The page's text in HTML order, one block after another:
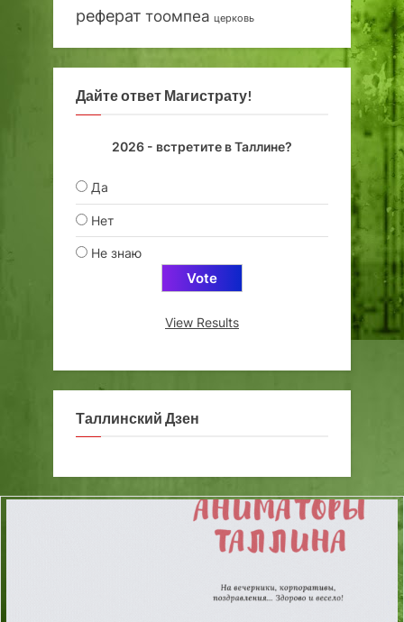
реферат тоомпеа церковь
Дайте ответ Магистрату!
2026 - встретите в Таллине?
Да
Нет
Не знаю
View Results
Таллинский Дзен